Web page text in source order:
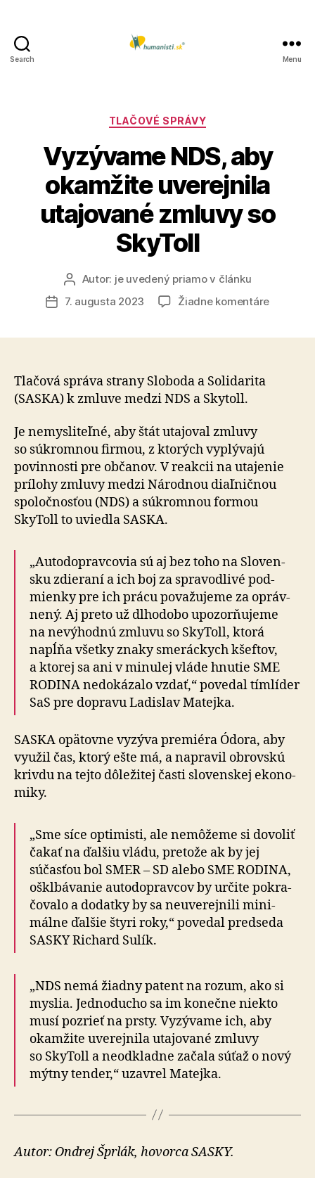
Search Menu
Kategórie
TLAČOVÉ SPRÁVY
Vyzývame NDS, aby
okamžite uverejnila
utajované zmluvy so
SkyToll
Autor
článku
Autor: je uvedený priamo v článku
Dátum
7. augusta 2023 Žiadne komentárena
Tlačová správa strany Sloboda a So­li­da­rita
(SASKA) k zmluve medzi NDS a Skytoll.
Je nemysliteľné, aby štát utajoval zmluvy
so súkromnou firmou, z kto­rých vyplý­vajú
povin­nosti pre obča­nov. V reakcii na uta­je­nie
prílohy zmluvy medzi Ná­rod­nou diaľ­nič­nou
spo­loč­nosťou (NDS) a súkromnou formou
SkyToll to uviedla SASKA.
„Autodopravcovia sú aj bez toho na Slo­ven­
sku zdie­raní a ich boj za spra­vod­livé pod­
mienky pre ich prácu po­va­žu­jeme za opráv­
nený. Aj preto už dlho­dobo upo­zor­ňu­jeme
na ne­vý­hodnú zmluvu so SkyToll, ktorá
napĺňa všetky znaky smeráckych kšeftov,
a ktorej sa ani v mi­nu­lej vláde hnutie SME
RODINA ne­do­ká­zalo vzdať,“ povedal tím­líder
SaS pre dopravu Ladislav Matejka.
SASKA opätovne vyzýva premiéra Ódora, aby
využil čas, ktorý ešte má, a napra­vil obrovskú
krivdu na tejto dô­le­žitej časti slo­ven­skej eko­no­
miky.
„Sme síce optimisti, ale nemôžeme si dovoliť
čakať na ďalšiu vládu, pre­tože ak by jej
súčasťou bol SMER – SD alebo SME RODINA,
ošklbávanie auto­doprav­cov by určite po­kra­
čo­valo a do­datky by sa neu­ve­rej­nili mini­
málne ďalšie štyri roky,“ povedal pred­seda
SASKY Richard Sulík.
„NDS nemá žiadny patent na rozum, ako si
myslia. Jedno­ducho sa im konečne niekto
musí pozrieť na prsty. Vy­zý­vame ich, aby
okam­žite uve­rej­nila uta­jo­vané zmluvy
so SkyToll a ne­od­klad­ne začala súťaž o nový
mýtny tender,“ uzavrel Matejka.
Autor: Ondrej Šprlák, hovorca SASKY.